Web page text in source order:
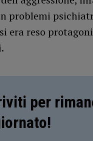
problemi
era reso
per